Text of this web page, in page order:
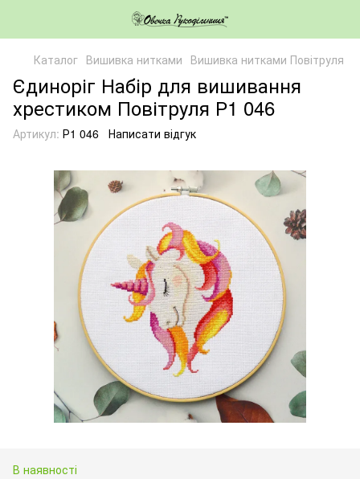
Каталог Вишивка нитками Вишивка нитками Повітруля
Єдиноріг Набір для вишивання
хрестиком Повітруля Р1 046
Артикул: Р1 046 Написати відгук
В наявності